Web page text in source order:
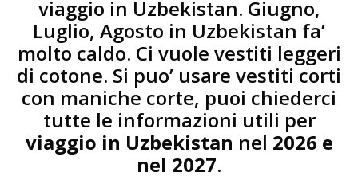
viaggio in Uzbekistan. Giugno,
Luglio, Agosto in Uzbekistan fa’
molto caldo. Ci vuole vestiti leggeri
di cotone. Si puo’ usare vestiti corti
con maniche corte, puoi chiederci
tutte le informazioni utili per
viaggio in Uzbekistan nel 2026 e
nel 2027.